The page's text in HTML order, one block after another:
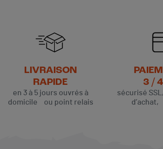
LIVRAISON
RAPIDE
en 3 à 5 jours ouvrés à
domicile ou point relais
3 /
sécurisé